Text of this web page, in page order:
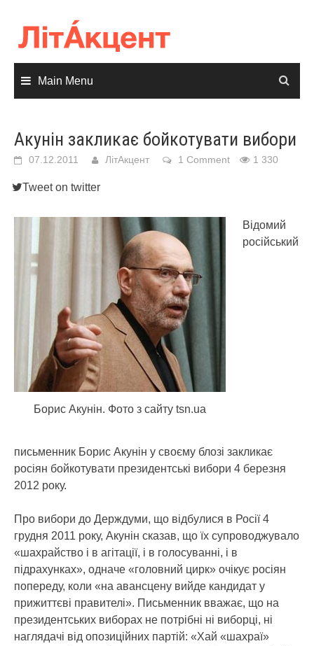
content
Main Menu
Акунін закликає бойкотувати вибори
07.12.2011 ЛітАкцент 1 Comment 1 330
Tweet on twitter
Борис Акунін. Фото з сайту tsn.ua
Відомий
російський
письменник Борис Акунін у своєму блозі закликає
росіян бойкотувати президентські вибори 4 березня
2012 року.
Про вибори до Держдуми, що відбулися в Росії 4
грудня 2011 року, Акунін сказав, що їх супроводжувало
«шахрайство і в агітації, і в голосуванні, і в
підрахунках», одначе «головний цирк» очікує росіян
попереду, коли «на авансцену вийде кандидат у
прижиттєві правителі». Письменник вважає, що на
президентських виборах не потрібні ні виборці, ні
наглядачі від опозиційних партій: «Хай «шахраї»